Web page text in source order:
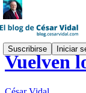
Suscribirse Iniciar
Vuelven